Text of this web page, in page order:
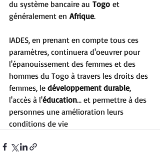
du système bancaire au Togo et
généralement en Afrique.
IADES, en prenant en compte tous ces
paramètres, continuera d'oeuvrer pour
l'épanouissement des femmes et des
hommes du Togo à travers les droits des
femmes, le développement durable,
l'accès à l'éducation... et permettre à des
personnes une amélioration leurs
conditions de vie